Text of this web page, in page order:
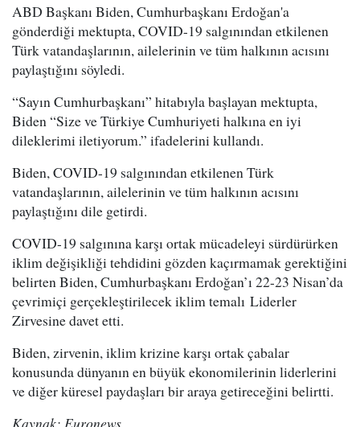
ABD Başkanı Biden, Cumhurbaşkanı Erdoğan'a
gönderdiği mektupta, COVID-19 salgınından etkilenen
Türk vatandaşlarının, ailelerinin ve tüm halkının acısını
paylaştığını söyledi.
“Sayın Cumhurbaşkanı” hitabıyla başlayan mektupta,
Biden “Size ve Türkiye Cumhuriyeti halkına en iyi
dileklerimi iletiyorum.” ifadelerini kullandı.
Biden, COVID-19 salgınından etkilenen Türk
vatandaşlarının, ailelerinin ve tüm halkının acısını
paylaştığını dile getirdi.
COVID-19 salgınına karşı ortak mücadeleyi sürdürürken
iklim değişikliği tehdidini gözden kaçırmamak gerektiğini
belirten Biden, Cumhurbaşkanı Erdoğan’ı 22-23 Nisan’da
çevrimiçi gerçekleştirilecek iklim temalı Liderler
Zirvesine davet etti.
Biden, zirvenin, iklim krizine karşı ortak çabalar
konusunda dünyanın en büyük ekonomilerinin liderlerini
ve diğer küresel paydaşları bir araya getireceğini belirtti.
Kaynak: Euronews